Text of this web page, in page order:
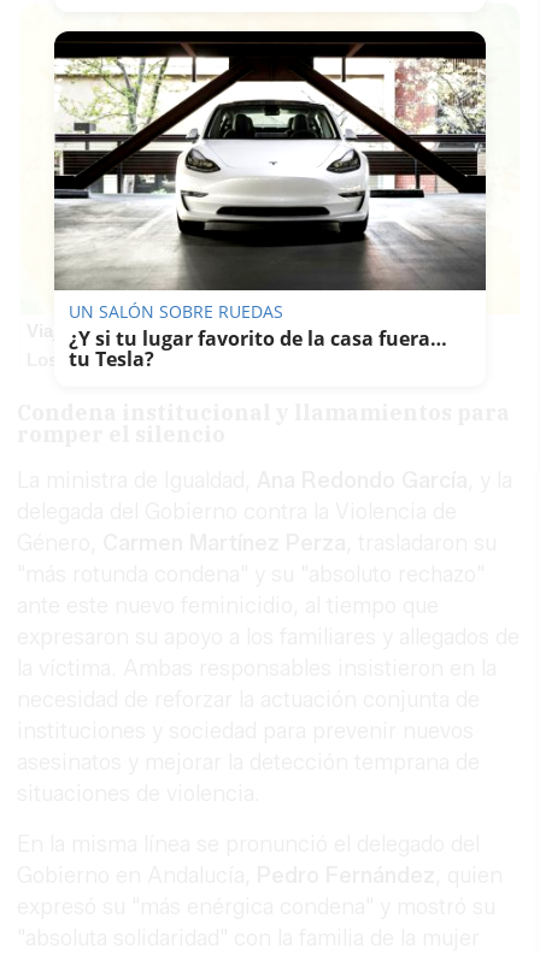
Viaja sin visado
Los pasaportes que más puertas abren ¿está el tuyo?
UN SALÓN SOBRE RUEDAS
¿Y si tu lugar favorito de la casa fuera…
tu Tesla?